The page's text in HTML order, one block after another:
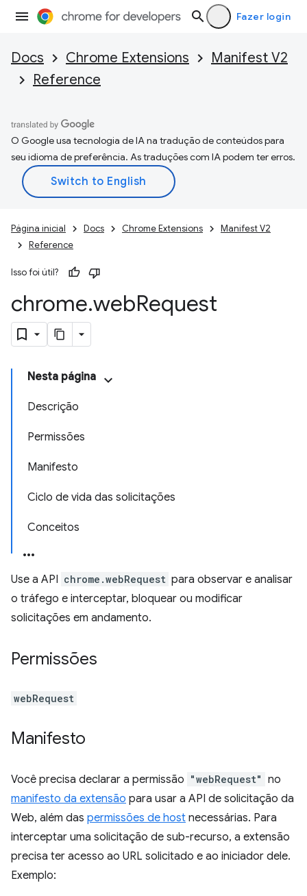
Fazer login
Docs Chrome Extensions
Manifest V2
Reference
O Google usa tecnologia de IA na tradução de conteúdos para
seu idioma de preferência. As traduções com IA podem ter erros.
Página inicial Docs Chrome Extensions
Manifest V2
Reference
Isso foi útil?
chrome.webRequest
Nesta página
Descrição
Permissões
Manifesto
Ciclo de vida das solicitações
Conceitos
Use a API chrome.webRequest para observar e analisar
o tráfego e interceptar, bloquear ou modificar
solicitações em andamento.
Permissões
webRequest
Manifesto
Você precisa declarar a permissão "webRequest" no
manifesto da extensão para usar a API de solicitação da
Web, além das permissões de host necessárias. Para
interceptar uma solicitação de sub-recurso, a extensão
precisa ter acesso ao URL solicitado e ao iniciador dele.
Exemplo: